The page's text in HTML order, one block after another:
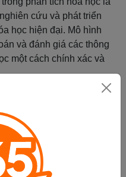
cứu và phát triển
học hiện đại. Mô hình
và đánh giá các thông
một cách chính xác và
có thể được xây dựng
pháp thống kê và thuật
hệ giữa các biến đầu
muốn.
ta có thể áp dụng nó